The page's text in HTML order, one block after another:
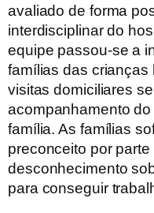
avaliado de forma
interdisciplinar do
equipe passou-se a
famílias das crianças
visitas domiciliares
acompanhamento
família. As famílias
preconceito por
desconhecimento
para conseguir